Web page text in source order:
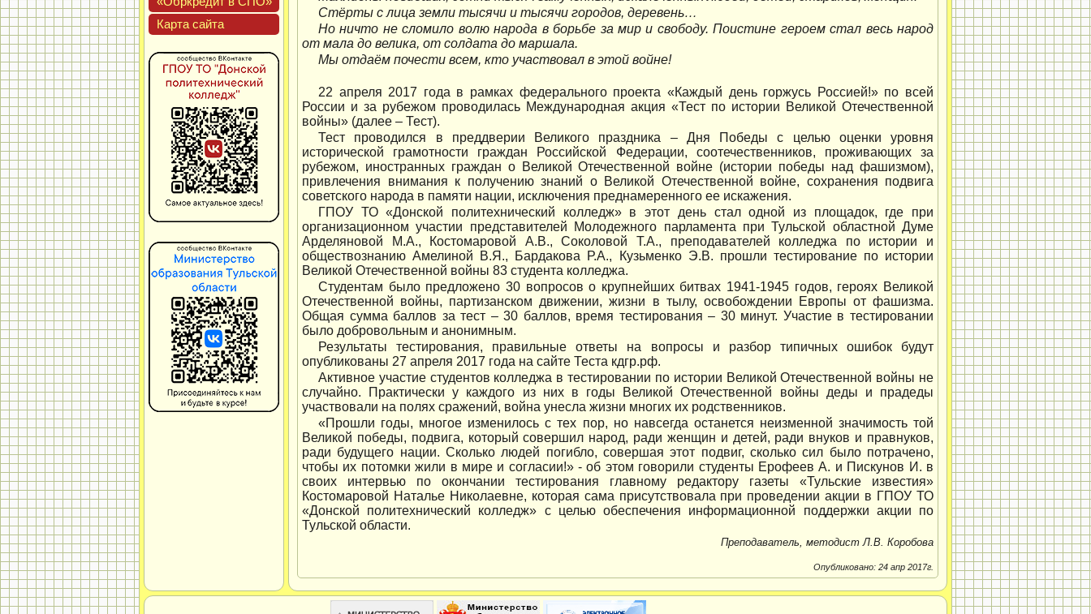
Кар­та сай­та
Стёрты с лица земли тысячи и тысячи городов, деревень…
Но ничто не сломило волю народа в борьбе за мир и свободу. Поистине героем стал весь народ
от мала до велика, от солдата до маршала.
Мы отдаём почести всем, кто участвовал в этой войне!
22 апреля 2017 года в рамках федерального проекта «Каждый день горжусь Россией!» по всей
России и за рубежом проводилась Международная акция «Тест по истории Великой Отечественной
войны» (далее – Тест).
Тест проводился в преддверии Великого праздника – Дня Победы с целью оценки уровня
исторической грамотности граждан Российской Федерации, соотечественников, проживающих за
рубежом, иностранных граждан о Великой Отечественной войне (истории победы над фашизмом),
привлечения внимания к получению знаний о Великой Отечественной войне, сохранения подвига
советского народа в памяти нации, исключения преднамеренного ее искажения.
ГПОУ ТО «Донской политехнический колледж» в этот день стал одной из площадок, где при
организационном участии представителей Молодежного парламента при Тульской областной Думе
Арделяновой М.А., Костомаровой А.В., Соколовой Т.А., преподавателей колледжа по истории и
обществознанию Амелиной В.Я., Бардакова Р.А., Кузьменко Э.В. прошли тестирование по истории
Великой Отечественной войны 83 студента колледжа.
Студентам было предложено 30 вопросов о крупнейших битвах 1941-1945 годов, героях Великой
Отечественной войны, партизанском движении, жизни в тылу, освобождении Европы от фашизма.
Общая сумма баллов за тест – 30 баллов, время тестирования – 30 минут. Участие в тестировании
было добровольным и анонимным.
Результаты тестирования, правильные ответы на вопросы и разбор типичных ошибок будут
опубликованы 27 апреля 2017 года на сайте Теста кдгр.рф.
Активное участие студентов колледжа в тестировании по истории Великой Отечественной войны не
случайно. Практически у каждого из них в годы Великой Отечественной войны деды и прадеды
участвовали на полях сражений, война унесла жизни многих их родственников.
«Прошли годы, многое изменилось с тех пор, но навсегда останется неизменной значимость той
Великой победы, подвига, который совершил народ, ради женщин и детей, ради внуков и правнуков,
ради будущего нации. Сколько людей погибло, совершая этот подвиг, сколько сил было потрачено,
чтобы их потомки жили в мире и согласии!» - об этом говорили студенты Ерофеев А. и Пискунов И. в
своих интервью по окончании тестирования главному редактору газеты «Тульские известия»
Костомаровой Наталье Николаевне, которая сама присутствовала при проведении акции в ГПОУ ТО
«Донской политехнический колледж» с целью обеспечения информационной поддержки акции по
Тульской области.
Преподаватель, методист Л.В. Коробова
Опубликовано: 24 апр 2017г.